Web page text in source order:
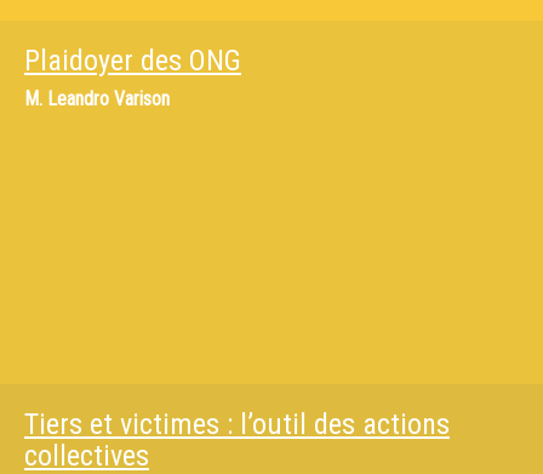
Plaidoyer des ONG
M. Leandro Varison
Tiers et victimes : l’outil des actions
collectives